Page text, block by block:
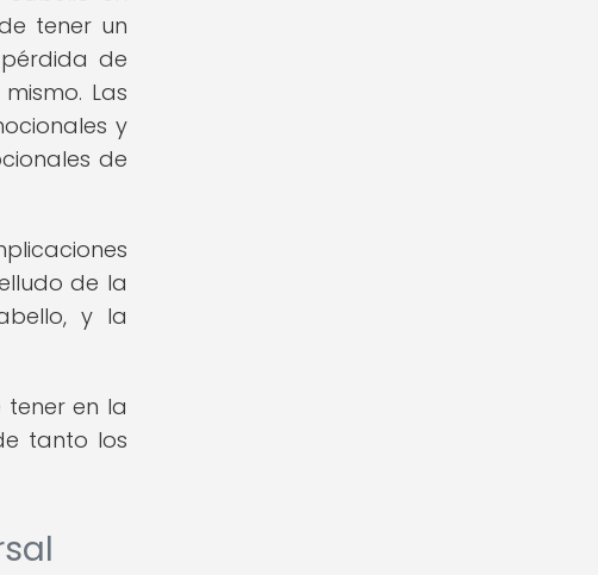
tener un
de
Las
y
de
de la
y la
en la
tanto los